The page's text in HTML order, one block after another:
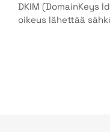
DKIM (DomainKeys
oikeus lähettää